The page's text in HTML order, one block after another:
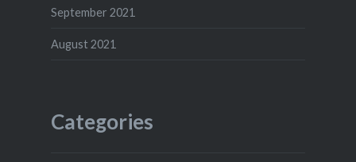
September 2021
August 2021
Categories